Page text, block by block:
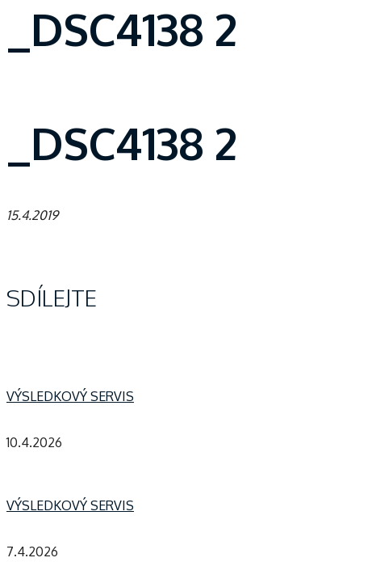
_DSC4138 2
_DSC4138 2
15.4.2019
SDÍLEJTE
VÝSLEDKOVÝ SERVIS
10.4.2026
VÝSLEDKOVÝ SERVIS
7.4.2026